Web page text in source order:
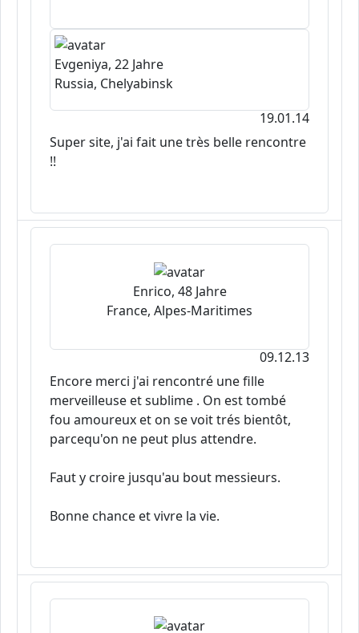
Evgeniya, 22 Jahre
Russia, Chelyabinsk
19.01.14
Super site, j'ai fait une très belle rencontre
!!
Enrico, 48 Jahre
France, Alpes-Maritimes
09.12.13
Encore merci j'ai rencontré une fille
merveilleuse et sublime . On est tombé
fou amoureux et on se voit trés bientôt,
parcequ'on ne peut plus attendre.
Faut y croire jusqu'au bout messieurs.
Bonne chance et vivre la vie.